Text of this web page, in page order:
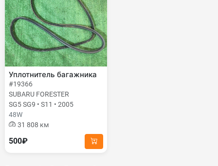
Уплотнитель багажника
#19366
SUBARU FORESTER
SG5 SG9 • S11 • 2005
48W
31 808 км
500₽